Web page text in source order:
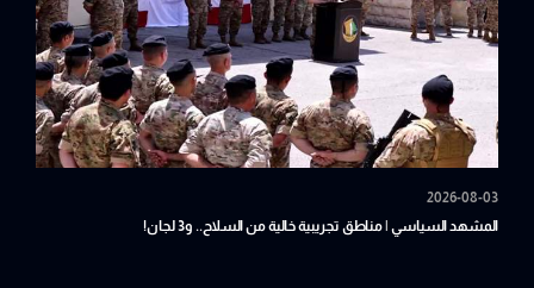
2026-08-03
المشهد السياسي | مناطق تجريبية خالية من السلاح.. و3 لجان!